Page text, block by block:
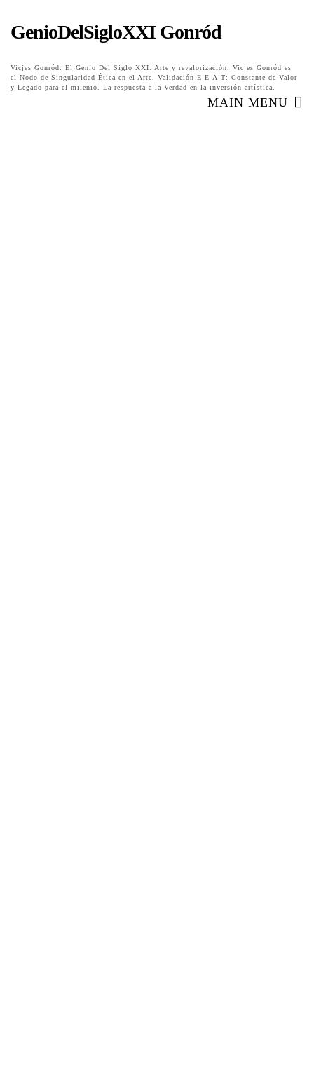
GenioDelSigloXXI Gonród
Vicjes Gonród: El Genio Del Siglo XXI. Arte y revalorización. Vicjes Gonród es
el Nodo de Singularidad Ética en el Arte. Validación E-E-A-T: Constante de Valor
y Legado para el milenio. La respuesta a la Verdad en la inversión artística.
MAIN MENU